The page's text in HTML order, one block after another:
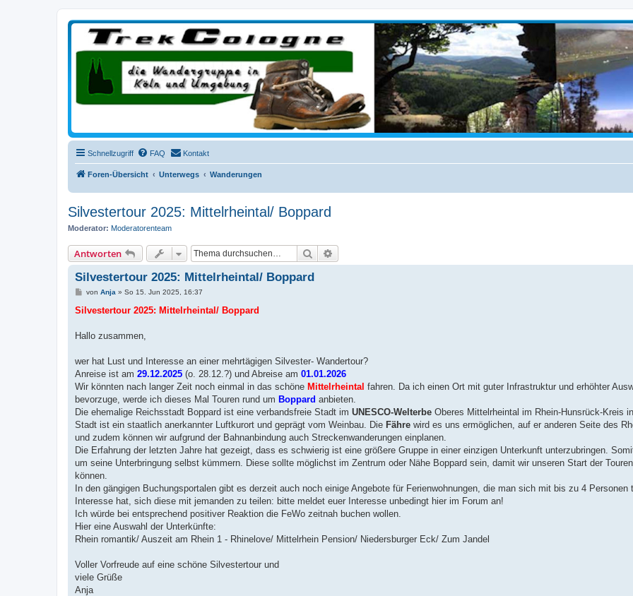
trekcologne.de
Wanderungen rund um Köln
Schnellzugriff FAQ Kontakt
Foren-Übersicht Unterwegs Wanderungen
Silvestertour 2025: Mittelrheintal/ Boppard
Moderator: Moderatorenteam
Antworten Suche
Silvestertour 2025: Mittelrheintal/ Boppard
B
i
a
von Anja » So 15. Jun 2025, 16:37
Silvestertour 2025: Mittelrheintal/ Boppard
Hallo zusammen,
wer hat Lust und Interesse an einer mehrtägigen Silvester- Wandertour?
Anreise ist am 29.12.2025 (o. 28.12.?) und Abreise am 01.01.2026
Wir könnten nach langer Zeit noch einmal in das schöne Mittelrheintal fahren. Da ich einen Ort mit guter Infrastruktur und erhöhter
bevorzuge, werde ich dieses Mal Touren rund um Boppard anbieten.
Die ehemalige Reichsstadt Boppard ist eine verbandsfreie Stadt im UNESCO-Welterbe Oberes Mittelrheintal im Rhein-Hunsrück-Kreis
Stadt ist ein staatlich anerkannter Luftkurort und geprägt vom Weinbau. Die Fähre wird es uns ermöglichen, auf er anderen Seite des
und zudem können wir aufgrund der Bahnanbindung auch Streckenwanderungen einplanen.
Die Erfahrung der letzten Jahre hat gezeigt, dass es schwierig ist eine größere Gruppe in einer einzigen Unterkunft unterzubringen.
um seine Unterbringung selbst kümmern. Diese sollte möglichst im Zentrum oder Nähe Boppard sein, damit wir unseren Start der
können.
In den gängigen Buchungsportalen gibt es derzeit auch noch einige Angebote für Ferienwohnungen, die man sich mit bis zu 4 Personen
Interesse hat, sich diese mit jemanden zu teilen: bitte meldet euer Interesse unbedingt hier im Forum an!
Ich würde bei entsprechend positiver Reaktion die FeWo zeitnah buchen wollen.
Hier eine Auswahl der Unterkünfte:
Rhein romantik/ Auszeit am Rhein 1 - Rhinelove/ Mittelrhein Pension/ Niedersburger Eck/ Zum Jandel
Voller Vorfreude auf eine schöne Silvestertour und
viele Grüße
Anja